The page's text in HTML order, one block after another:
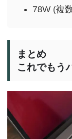
78W (複
まとめ
これでもう